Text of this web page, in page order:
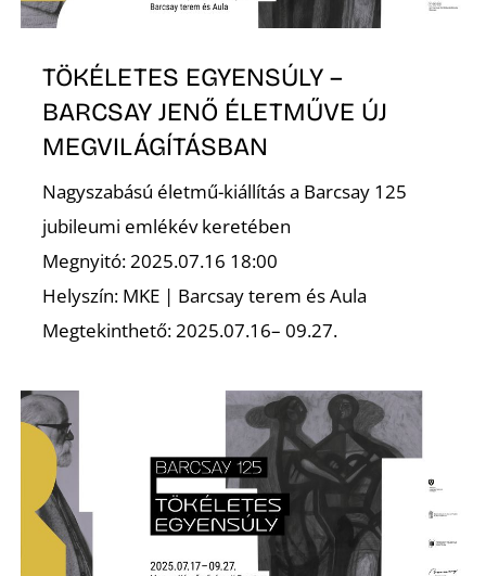
TÖKÉLETES EGYENSÚLY –
BARCSAY JENŐ ÉLETMŰVE ÚJ
MEGVILÁGÍTÁSBAN
Nagyszabású életmű-kiállítás a Barcsay 125
jubileumi emlékév keretében
Megnyitó: 2025.07.16 18:00
Helyszín: MKE | Barcsay terem és Aula
Megtekinthető: 2025.07.16– 09.27.